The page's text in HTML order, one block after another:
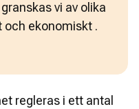
vi av olika
ekonomiskt .
regleras i ett antal